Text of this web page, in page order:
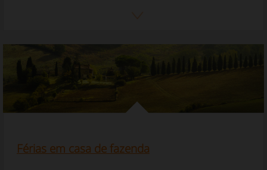
Férias em casa de fazenda